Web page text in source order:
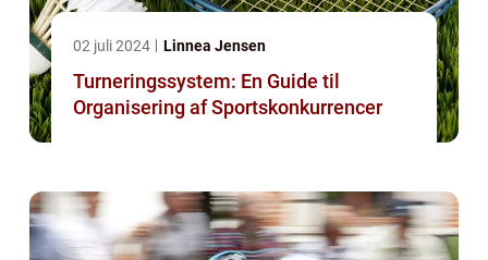
02 juli 2024 Linnea Jensen
Turneringssystem: En Guide til
Organisering af Sportskonkurrencer